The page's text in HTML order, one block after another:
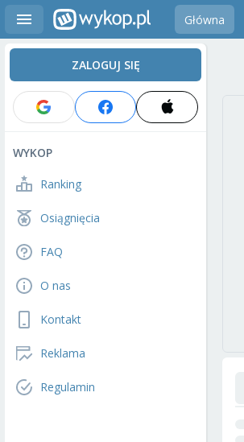
Główna
ZALOGUJ SIĘ
WYKOP
Ranking
Osiągnięcia
FAQ
O nas
Kontakt
Reklama
Regulamin